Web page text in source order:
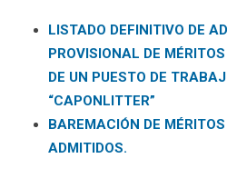
LISTADO DEFINITIVO DE
PROVISIONAL DE
DE UN PUESTO DE
“CAPONLITTER”
BAREMACIÓN DE
ADMITIDOS.